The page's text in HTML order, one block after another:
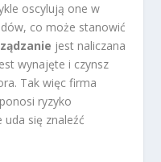
oscylują one w
co może stanowić
jest naliczana
wynajęte i czynsz
Tak więc firma
ryzyko
się znaleźć